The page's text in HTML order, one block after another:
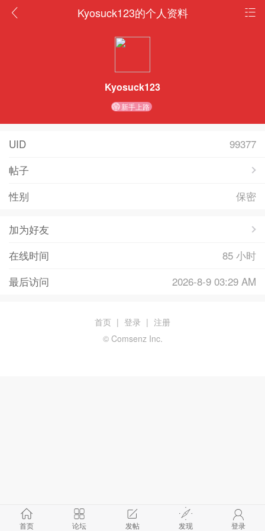
Kyosuck123的个人资料
Kyosuck123
新手上路
UID
99377
帖子
性别
保密
加为好友
在线时间
85 小时
最后访问
2026-8-9 03:29 AM
首页 论坛 发帖 发现 登录
首页 | 登录 | 注册
© Comsenz Inc.